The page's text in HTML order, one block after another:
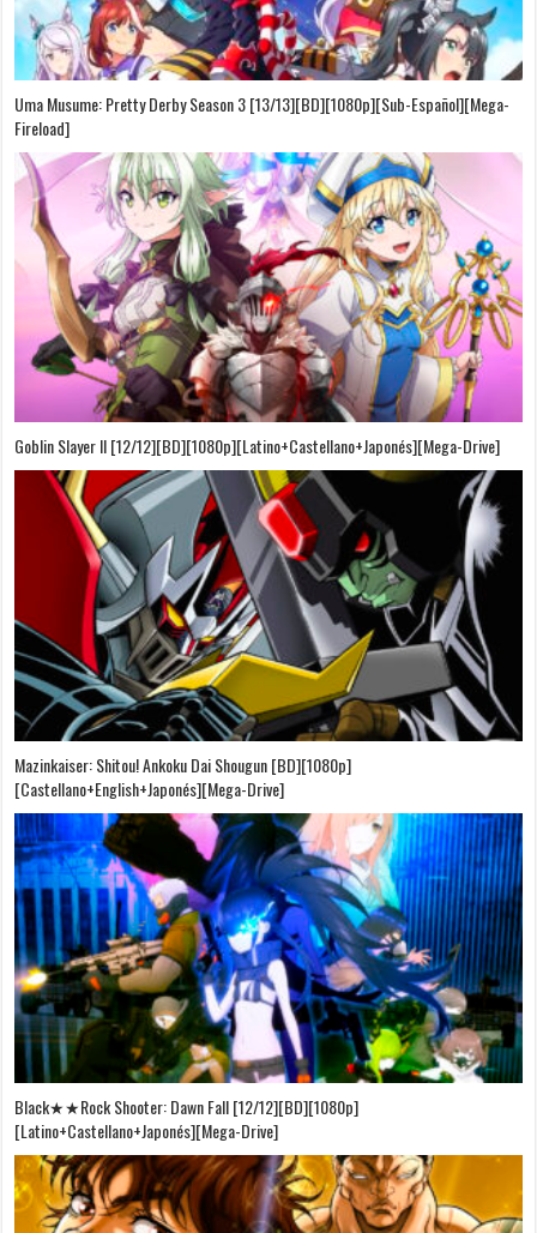
Uma Musume: Pretty Derby Season 3 [13/13][BD][1080p][Sub-Español][Mega-
Fireload]
Goblin Slayer II [12/12][BD][1080p][Latino+Castellano+Japonés][Mega-Drive]
Mazinkaiser: Shitou! Ankoku Dai Shougun [BD][1080p]
[Castellano+English+Japonés][Mega-Drive]
Black★★Rock Shooter: Dawn Fall [12/12][BD][1080p]
[Latino+Castellano+Japonés][Mega-Drive]